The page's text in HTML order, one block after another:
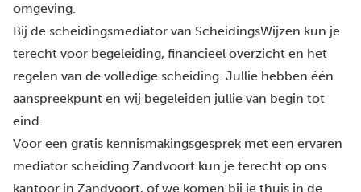
omgeving.
Bij de scheidingsmediator van ScheidingsWijzen kun je
terecht voor begeleiding, financieel overzicht en het
regelen van de volledige scheiding. Jullie hebben één
aanspreekpunt en wij begeleiden jullie van begin tot
eind.
Voor een gratis kennismakingsgesprek met een ervaren
mediator scheiding Zandvoort kun je terecht op ons
kantoor in Zandvoort, of we komen bij je thuis in de